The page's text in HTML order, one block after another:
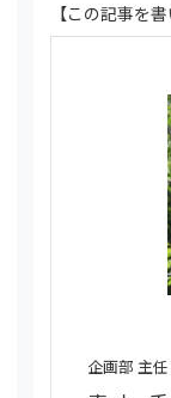
【この記事を
企画部 主